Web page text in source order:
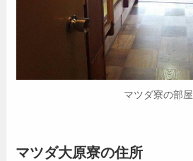
マツダ寮の部屋
マツダ大原寮の住所